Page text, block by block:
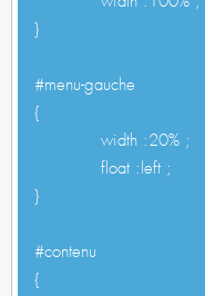
}
#menu-gauche
{
width :20% ;
float :left ;
}
#contenu
{